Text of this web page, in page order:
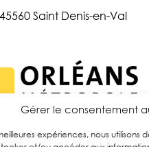
Gérer le consentement
expériences, nous utilisons
Saint Denis-en-Val